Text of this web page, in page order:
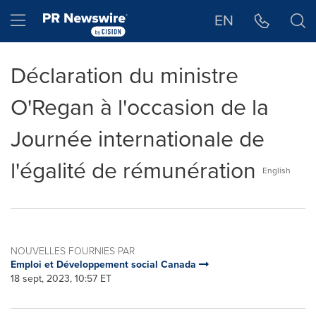
Hamburger menu EN
Déclaration du ministre
O'Regan à l'occasion de la
Journée internationale de
l'égalité de rémunération
English
NOUVELLES FOURNIES PAR
Emploi et Développement social Canada
18 sept, 2023, 10:57 ET